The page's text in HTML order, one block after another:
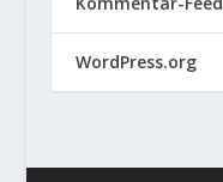
WordPress.org